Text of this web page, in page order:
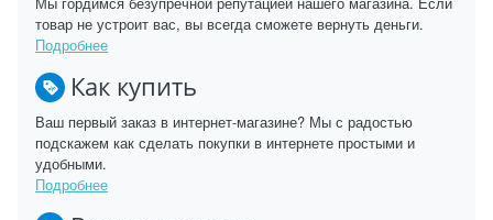
товар не устроит вас, вы всегда сможете вернуть деньги.
Подробнее
Как купить
Ваш первый заказ в интернет-магазине? Мы с радостью
подскажем как сделать покупки в интернете простыми и
удобными.
Подробнее